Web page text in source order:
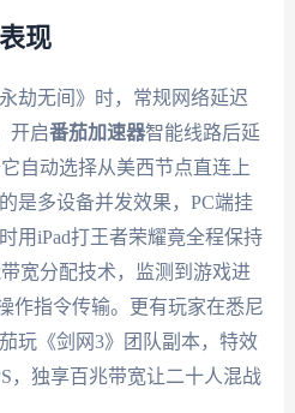
现
劫无间》时，常规网络延迟
开启番茄加速器智能线路后延
自动选择从美西节点直连上
是多设备并发效果，PC端挂
用iPad打王者荣耀竟全程保持
宽分配技术，监测到游戏进
作指令传输。更有玩家在悉尼
玩《剑网3》团队副本，特效
，独享百兆带宽让二十人混战